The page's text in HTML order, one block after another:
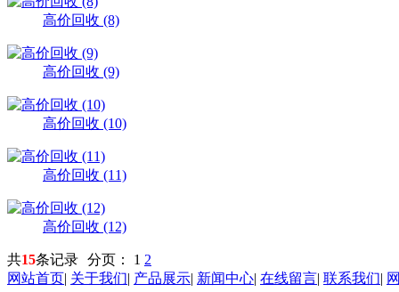
高价回收 (8)
高价回收 (9)
高价回收 (10)
高价回收 (11)
高价回收 (12)
共15条记录 分页： 1 2
网站首页| 关于我们| 产品展示| 新闻中心| 在线留言| 联系我们|